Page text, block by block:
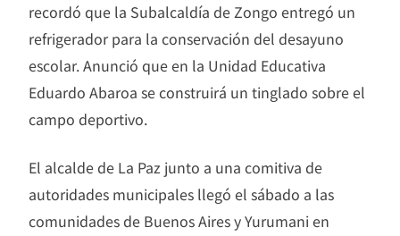
recordó que la Subalcaldía de Zongo entregó un
refrigerador para la conservación del desayuno
escolar. Anunció que en la Unidad Educativa
Eduardo Abaroa se construirá un tinglado sobre el
campo deportivo.
El alcalde de La Paz junto a una comitiva de
autoridades municipales llegó el sábado a las
comunidades de Buenos Aires y Yurumani en